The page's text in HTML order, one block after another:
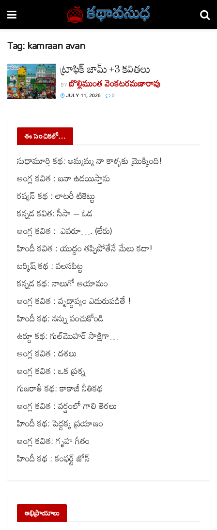
Tag:kamraan avan
ట్రాఫిక్‌ జామ్‌ +3 కవితలు
BY బొల్లిముంత వెంకటరమణారావు
JULY 11, 2026 0
ఈ సంచికలో…
సుధామూర్తి కథ: అమ్మమ్మ నా కాళ్ళకు మ్రొక్కింది!
ఆంగ్ల కవిత : ఐనా ఉదయిస్తాను
రష్యన్ కథ : లాటరీ టికెట్టు
కన్నడ కవిత: సీసా – ఓడ
ఆంగ్ల కవిత : ఎవరూ…. (లేరు)
హిందీ కవిత : యుద్దం తప్పిపోతేనే మేలు కదా!
టర్కిష్ కథ : వలసపిట్ట
కన్నడ కథ: నాలుగో ఆయామం
ఆంగ్ల కవిత : వృద్ధాప్యం ఎదురుపడితే !
హిందీ కథ: నన్ను పంచుకోండి
ఉర్దూ కథ: గుల్‌మొహర్ సాక్షిగా…
ఆంగ్ల కవిత : దశలు
ఆంగ్ల కవిత : ఒక ప్రశ్న
గుజరాతీ కథ: కాకాజీ నీతికథ
ఆంగ్ల కవిత : వర్షంలో గాలి తెరలు
హిందీ కథ: పెద్దక్క ప్రయాణం
ఆంగ్ల కవిత: గృహ గీతం
హిందీ కథ : కంఫర్ట్ జోన్
అభిప్రాయాలు